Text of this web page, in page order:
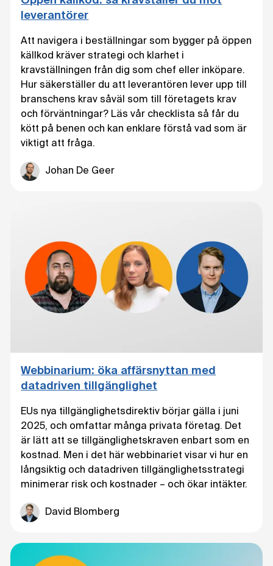
leverantörer
Att navigera i beställningar som bygger på öppen
källkod kräver strategi och klarhet i
kravställningen från dig som chef eller inköpare.
Hur säkerställer du att leverantören lever upp till
branschens krav såväl som till företagets krav
och förväntningar? Läs vår checklista så får du
kött på benen och kan enklare förstå vad som är
viktigt att fråga.
Johan De Geer
Webbinarium: öka affärsnyttan med
datadriven tillgänglighet
EUs nya tillgänglighetsdirektiv börjar gälla i juni
2025, och omfattar många privata företag. Det
är lätt att se tillgänglighetskraven enbart som en
kostnad. Men i det här webbinariet visar vi hur en
långsiktig och datadriven tillgänglighetsstrategi
minimerar risk och kostnader – och ökar intäkter.
David Blomberg